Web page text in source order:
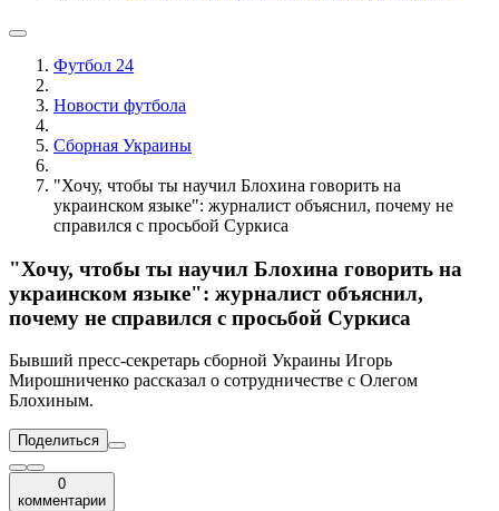
Футбол 24
Новости футбола
Сборная Украины
"Хочу, чтобы ты научил Блохина говорить на
украинском языке": журналист объяснил, почему не
справился с просьбой Суркиса
"Хочу, чтобы ты научил Блохина говорить на
украинском языке": журналист объяснил,
почему не справился с просьбой Суркиса
Бывший пресс-секретарь сборной Украины Игорь
Мирошниченко рассказал о сотрудничестве с Олегом
Блохиным.
Поделиться
0
комментарии